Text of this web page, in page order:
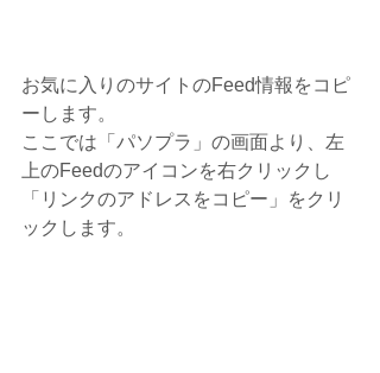
お気に入りのサイトのFeed情報をコピ
ーします。
ここでは「パソプラ」の画面より、左
上のFeedのアイコンを右クリックし
「リンクのアドレスをコピー」をクリ
ックします。